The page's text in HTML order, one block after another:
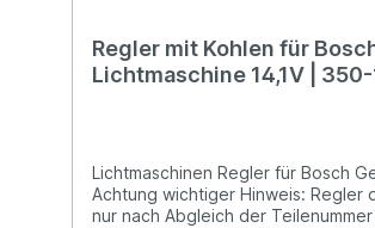
Regler mit Kohlen für
Lichtmaschine 14,1V | 350-
Lichtmaschinen Regler für Bosch Generator Achtung wichtiger Hinweis: Regler dürfen nur nach Abgleich der Teilenummer von Lichtmaschine bzw. dem alten Regler verbaut werden! Wenn Sie unsicher sind nehmen Sie bitte Kontakt mit uns auf. Alle unsere Regler durchlaufen eine 100% Prüfung, d.h. jeder einzelne Regler wird auf volle Funktion geprüft. Referenznummern: A.I.M. AB1085 AES 256 AMSCO BO275 BO311 AUDI/VW 028903803A 049903803B 049903803BEF 049903803E 049903803F 052903803 053903803 059903803B 059903803C 063903803 070903803A BMW 12311268387 12311286073 12311356063 12311710732 BOSCH 0192052001 0192052002 0192052003 0192052004 0192052005 0192052006 0192052008 0192052011 0192052012 0192052013 0192052014 0192052017 0192052018 0192052019 0192052022 0192052024 0192052025 0192052026 0192052028 0192052031 1197311000 1197311001 1197311002 1197311090 2197311090 0192052004 BREMI 15001 BWD R589 CARGO 130676 CEA 551 CPC VRBO129 VRBO136 DELCO 90009353 9009353 D679 ECHLIN 1796 VR506 FD RI1300 FENDT K830060011010 FIAT 42490291 4474755 4475269 4475296 4731653 82302913 9927829 9933186 9934791 9936532 9940343 FILKO VRV105HD FORD 1477502 5011364 6036646 6057627 71BB10316AA 74GB10316AA 78GB10300AA 78GB10316AA 81DB10316AA A830X10316FA GM 90009353 HATZ 490037400 HELLA 5DR004241001 5DR004241151 HERTH+BUSS 35000140 HUCO 130507 IHC 3079037R91 3079123R91 A186189 INTERMOTOR 61620 61660 IPM 1G6000 1G6002 ISKRA 10120110 11125003 11125040 11125049 11125073 11125117 11125121 AER1503 AER1527 AER7201 AER7207 NRE121301 J+N ELECTRIC 23024037 JA-ELECTRO OY 1830003 JOHN DEERE AL36101 AZ24490 KAESSBOHRER 7423025000 KEM KVR522 KHD 1173068 1177496 1306557 1320407 8122153 LAMBORGHINI 294295100 294390903 296195100 LANDMAN B.V. D1442 D1443 D1445 LUCAS 01221152 21221347 21221373 212214411 21931009 UCB400 UCB412 MAGIRUS-DEUTZ 42484638 MAGNETI MARELLI 64808010 64808011 64808012 64808100 64808109 940038008 RTT110A RTT110AABABT RTT110AB RTT110ABT MAN 81256016020 MASSEY FERGUSON 3188023M1 MEGA MEGA1347 MENBERS 02931000 MERCEDES-BENZ 0021540606 0021541806 0021542506 0021543206 0021545806 MOBILETRON MFVR00090 VRB193M MONARK 082966090 MOTORCRAFT EGR350 MOTOROLA 9RC7062 NAPA VR506 NEW ERA IVR101 IVR102 OPEL 1204244 1204246 1204252 REMCO 1011125 RENARD 11932 11939 SAAB 8558306 8559577 8581779 SEAT 0003894469 0003899291 3894469 3899291 NG98102329 SOLID STATE VRBH3212 STANDARD VR414 VR471 STEINBOCK 24276 STEYR 30800090740 61000090742 SWS EBVR119021 TRANSPO IB311 IB348 IB350 IB351 IB358 IB370 IB370A UNIPOINT YRTA812 YRV12 USI 7140005 VALEO 505055 NB411 VALLEY FORGE VR409 VALMET 835331888 VL-DUCELLIER 592973 VOLVO 244332 692061 WAI 359102 WEHRLE 55990010 WELLS VR734 VR798 VR807 WIEGEL RGLBO210010 WOODAUTO VRG4640 ALFA ROMEO 119130506100 119130506132 701656 701656000000 AUDI 0289038031 028903803A 0409038033 049903803B 049903803E 049903803F 052903803 053903803 059903803B 059903803C 063903803 070903803A 1029038031 124132 289038031 3259038031 711705 BMW 12311268073 12311268387 12311286073 12311356063 12311459286 12311710732 BOMAG 05710950 05710957 5710950 5710957 BOSCH 0192052001 0192052002 0192052003 0192052004 0192052005 0192052006 0192052008 0192052011 0192052012 0192052013 0192052014 0192052017 0192052018 0192052019 0192052022 0192052026 0192052028 0192052031 1194336021 1197311000 1197311001 1197311002 1197311090 2197311090 9190087004 9190087010 9190087015 9190087027 9190087029 DAF 244332 692061 DELCO 03472406 9009353 94626061 FENDT K830060011010 X830060011010 FIAT 42490291 4474755 4475269 4475296 4701484 4731653 7073503 7074261 7075469 82302913 9927829 9933186 9934791 9936532 9940343 9950085 FORD 0289038031 1447502 1477502 5011364 5012444 5013273 6036646 6057627 71BB10316AA 74GB10316AA 78GB10300AA 78GB10316AA 81DB10316AA A830X10316FA A840X10316CA GENERAL MOTORS 03472406 90009353 94626061 HATZ 490037400 49037400 HELLA 5DR004241001 5DR004241151 5DR004241153 5DR004241157 IHC 3079037R91 3079123R91 INTER HARV. 3079037R91 3079123R91 A186189 ISKRA 10120110 11125003 11125040 11125049 11125073 11125117 11125121 AER1503 AER1505 AER1506 AER1508 AER1510 AER1527 AER7201 AER7207 NRE121301 JOHN DEERE AL36100 AL36101 AZ24490 KHD 1173068 1177496 1306557 1320407 81122153 8122153 KÄSSBOHRER 7423025000 LAMBORGHINI 294295100 294390903 296195100 LANCIA 42490291 4474755 4475269 4475296 4731653 7073503 7074261 7075469 82302913 9927829 9933186 9934791 9936532 9940343 9950085 LESTER 80201129 80201136 80201136A LUCAS 01221152 21221347 21221373 21931009 UCB400 MAGIRUS-DEUTZ 42484638 8123625 MAGNETI MARELLI 000064808010 000064808011 000094038008 064808010010 064808011010 510033735103 58120024 581200240000 581200300000 64808010 64808011 64808012 64808100 64808109 940038008 940038008010 RTT110A RTT110AB RTT110ABT MASSEY FERGUSON 3188023M1 MERCEDES-BENZ 0021540606 0021541806 0021542506 0021543206 0021545806 A0021540606 A0021541806 A0021542506 A0021543206 A0021545806 MOTOROLA 505055 9RC7062 OPEL 1204244 1204246 1204252 SAAB 8558306 8559577 8581779 SEAT 0003899291 3894469 3899291 NG98102329 STEINBOCK 024276 STEYR 30800090740 61000090742 UNIC 009927829 VALEO 505055 NB411 VALEO (I) NB411 VALMET 835331888 VOLVO 244332 692061 VW 0289038031 028903803A 0409038033 049903803B 049903803E 049903803F 052903803 053903803 059903803B 059903803C 063903803 070903803A 1029038031 124132 289038031 3259038031 711705 Passend für folgende Lichtmaschinen: BOSCH 0120339503 0120339504 0120339505 0120339506 0120339509 0120339510 0120339511 0120339512 0120339513 0120339514 0120339515 0120339516 0120339517 0120339518 0120339519 0120339520 0120339521 0120339522 0120339523 0120339526 0120339527 0120339528 0120339531 0120339532 0120339533 0120339534 0120339535 0120339536 0120339539 0120339542 0120339543 0120339544 0120339545 0120339546 0120450009 0120469500